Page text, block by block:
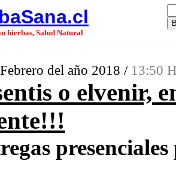
hierbas, Salud Natural
del año 2018 / 13:50
o elvenir,